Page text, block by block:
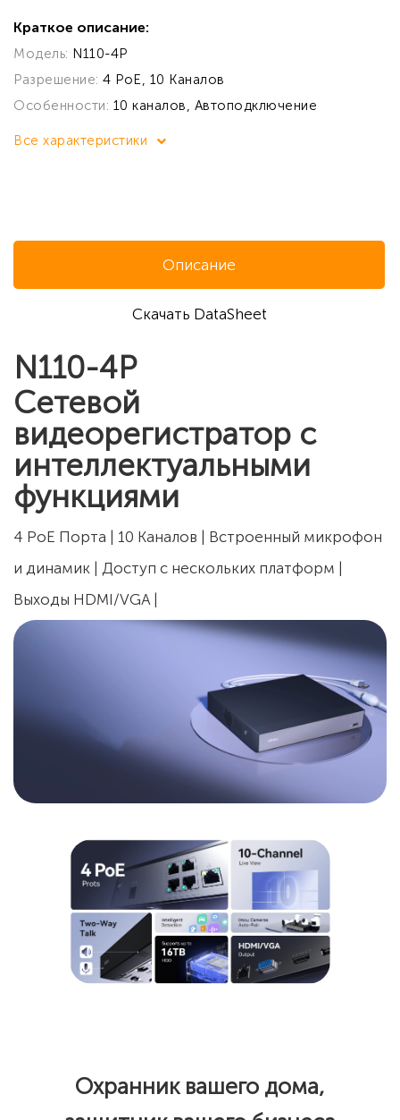
Краткое описание:
Модель: N110-4P
Разрешение: 4 PoE, 10 Каналов
Особенности: 10 каналов, Автоподключение
Все характеристики
Описание
Скачать DataSheet
N110-4P
Сетевой
видеорегистратор с
интеллектуальными
функциями
4 PoE Порта | 10 Каналов | Встроенный микрофон
и динамик | Доступ с нескольких платформ |
Выходы HDMI/VGA |
Охранник вашего дома,